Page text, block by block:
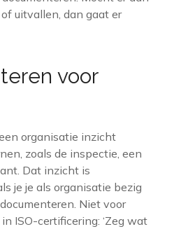
uitvallen, dan gaat er
voor
organisatie inzicht
zoals de inspectie, een
Dat inzicht is
je je als organisatie bezig
Niet voor
ISO-certificering: ‘Zeg wat